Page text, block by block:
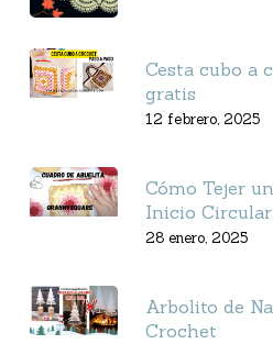
Cesta cubo a
gratis
12 febrero, 2025
Cómo Tejer
Inicio Circular
28 enero, 2025
Arbolito de
Crochet